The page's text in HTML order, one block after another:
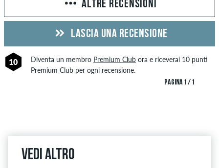
PAGINA 1 / 1
ALTRE RECENSIONI
LASCIA UNA RECENSIONE
10 Diventa un membro Premium Clubora e riceverai 10 punti
Premium Club per ogni recensione.
Vedi altro